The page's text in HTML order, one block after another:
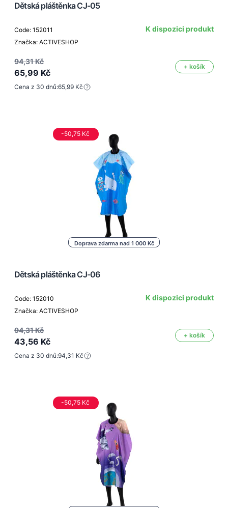
Dětská pláštěnka CJ-05
Code: 152011
Značka: ACTIVESHOP
K dispozici produkt
94,31 Kč
65,99 Kč
+ košík
Cena z 30 dnů:65,99 Kč
-50,75 Kč
Doprava zdarma nad 1 000 Kč
Dětská pláštěnka CJ-06
Code: 152010
Značka: ACTIVESHOP
K dispozici produkt
94,31 Kč
43,56 Kč
+ košík
Cena z 30 dnů:94,31 Kč
-50,75 Kč